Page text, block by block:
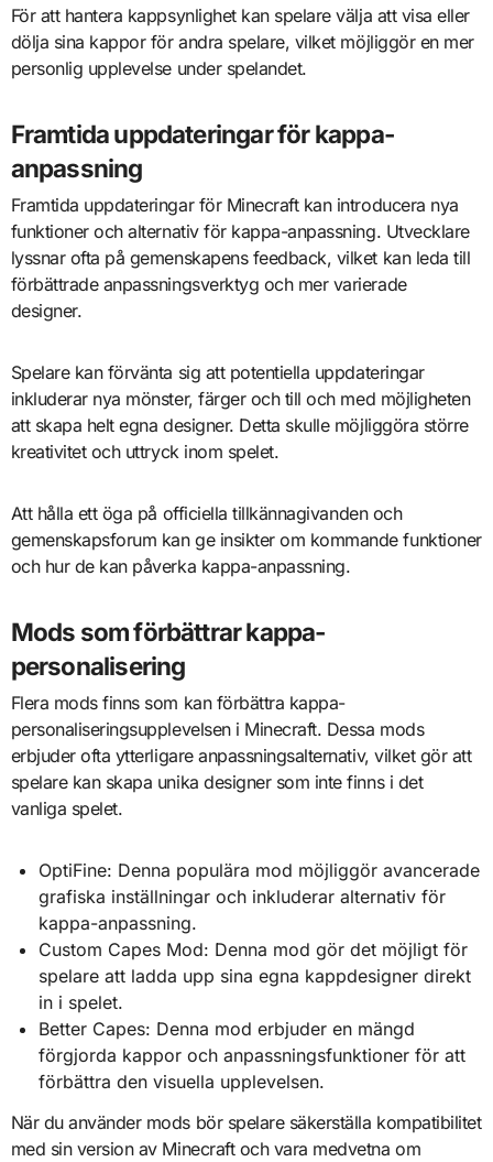
För att hantera kappsynlighet kan spelare välja att visa eller
dölja sina kappor för andra spelare, vilket möjliggör en mer
personlig upplevelse under spelandet.
Framtida uppdateringar för kappa-
anpassning
Framtida uppdateringar för Minecraft kan introducera nya
funktioner och alternativ för kappa-anpassning. Utvecklare
lyssnar ofta på gemenskapens feedback, vilket kan leda till
förbättrade anpassningsverktyg och mer varierade
designer.
Spelare kan förvänta sig att potentiella uppdateringar
inkluderar nya mönster, färger och till och med möjligheten
att skapa helt egna designer. Detta skulle möjliggöra större
kreativitet och uttryck inom spelet.
Att hålla ett öga på officiella tillkännagivanden och
gemenskapsforum kan ge insikter om kommande funktioner
och hur de kan påverka kappa-anpassning.
Mods som förbättrar kappa-
personalisering
Flera mods finns som kan förbättra kappa-
personaliseringsupplevelsen i Minecraft. Dessa mods
erbjuder ofta ytterligare anpassningsalternativ, vilket gör att
spelare kan skapa unika designer som inte finns i det
vanliga spelet.
OptiFine: Denna populära mod möjliggör avancerade
grafiska inställningar och inkluderar alternativ för
kappa-anpassning.
Custom Capes Mod: Denna mod gör det möjligt för
spelare att ladda upp sina egna kappdesigner direkt
in i spelet.
Better Capes: Denna mod erbjuder en mängd
förgjorda kappor och anpassningsfunktioner för att
förbättra den visuella upplevelsen.
När du använder mods bör spelare säkerställa kompatibilitet
med sin version av Minecraft och vara medvetna om